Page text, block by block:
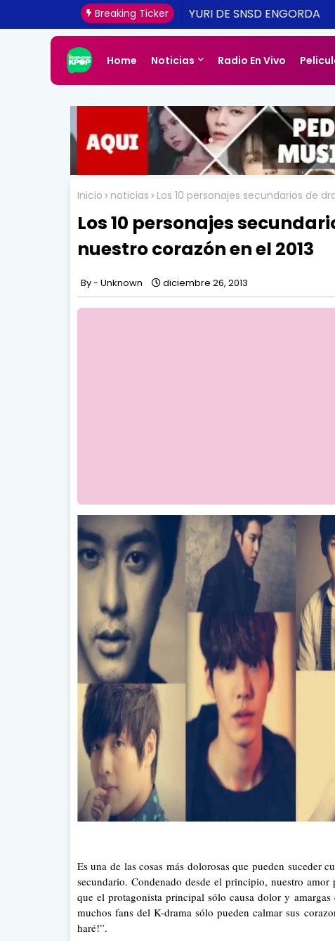
Breaking Ticker
[CONFIRMADO Y
UNA REALIDAD ESTE 2014
Home Noticias Radio En Vivo
Inicio noticias Los 10 personajes secundarios de
Los 10 personajes
nuestro corazón en el 2013
Unknown diciembre 26, 2013
Es una de las cosas más dolorosas que pueden suceder
secundario. Condenado desde el principio, nuestro amor
que el protagonista principal sólo causa dolor y
muchos fans del K-drama sólo pueden calmar sus
haré!”.